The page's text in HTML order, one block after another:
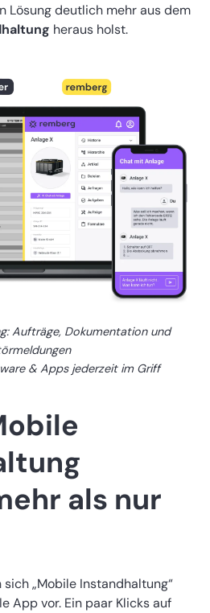
Lösung deutlich mehr aus dem
heraus holst.
Aufträge, Dokumentation und
& Apps jederzeit im Griff
als nur
„Mobile Instandhaltung“
App vor. Ein paar Klicks auf